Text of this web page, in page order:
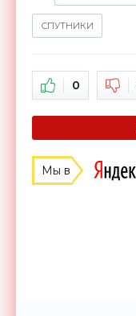
СПУТНИКИ
0
Мы в